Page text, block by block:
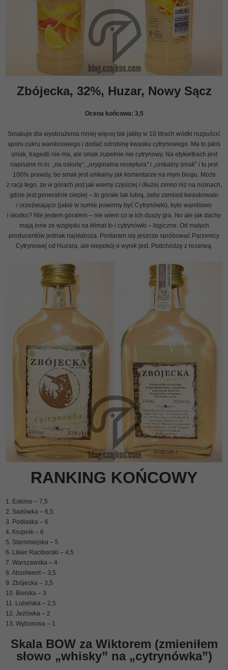
Zbójecka, 32%, Huzar, Nowy Sącz
Ocena końcowa: 3,5
Smakuje dla wyobrażenia mniej więcej tak jakby w 10 litrach wódki rozpuścić
sporo cukru wanilinowego i dodać odrobinę kwasku cytrynowego. Ma to jakiś
smak, tragedii nie ma, ale smak zupełnie nie cytrynowy. Na etykietkach jest
napisane m.in: „na osłodę”, „oryginalna receptura” i „unikalny smak” i tu jest
100% prawdy, bo smak jest unikalny jak komentarze na mym blogu. Może
z racji tego, że w górach jest jak wiemy częściej i dłużej zimno niż na nizinach,
gdzie jest generalnie cieplej – to górale tak lubią, żeby zamiast kwaskowato
i orzeźwiająco (jakie w sumie powinny być Cytrynówki), było waniliowo
i słodko? Nie jestem góralem – nie wiem co w ich duszy gra. No ale jak dachy
mają inne ze względu na klimat to i cytrynówki – logiczne. Od małych
producentów jednak najsłabsza. Postaram się jeszcze spróbować Parzenicy
Cytrynowej od Huzara, ale niepokój o wynik jest. Podchodzę z rezerwą.
RANKING KOŃCOWY
1. Eskimo – 7,5
2. Sadówka – 6,5
3. Podlaska – 6
4. Krupnik – 6
5. Staromiejska – 5
6. Likier Raciborski – 4,5
7. Warszawska – 4
8. Absolwent – 3,5
9. Zbójecka – 3,5
10. Bielska – 3
11. Lubelska – 2,5
12. Jeżówka – 2
13. Wyborowa – 1
Skala BOW za Wiktorem (zmieniłem
słowo „whisky” na „cytrynówka”)